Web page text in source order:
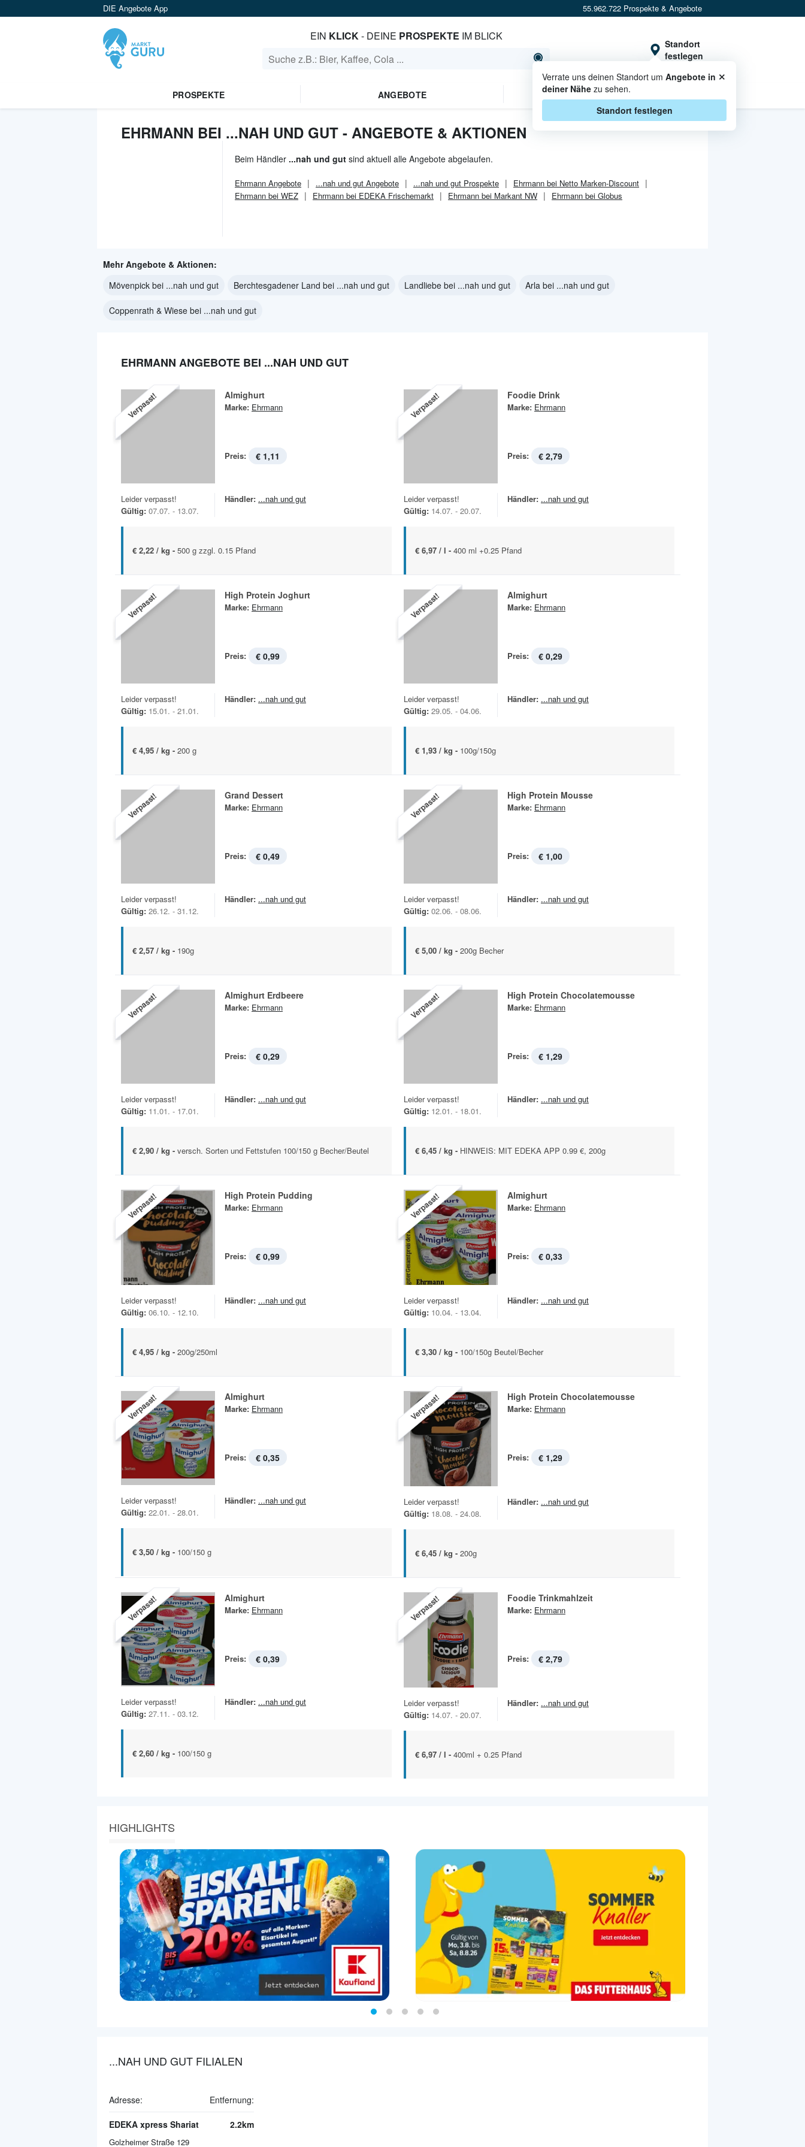
DIE Angebote App 55.962.722 Prospekte & Angebote
EIN KLICK- DEINE PROSPEKTE IM BLICK
Standort
festlegen
Verrate uns deinen Standort umAngebote in
deiner Nähe zu sehen.
Standort festlegen
×
PROSPEKTE ANGEBOTE CASHBACK
EHRMANN BEI ...NAH UND GUT - ANGEBOTE & AKTIONEN
Beim Händler ...nah und gut sind aktuell alle Angebote abgelaufen.
Ehrmann Angebote ...nah und gut Angebote ...nah und gut Prospekte
Ehrmann bei Netto Marken-Discount
Ehrmann bei WEZ
Ehrmann bei EDEKA Frischemarkt Ehrmann bei Markant NW Ehrmann bei Globus
Mehr Angebote & Aktionen:
Mövenpick bei ...nah und gut
Berchtesgadener Land bei ...nah und gut Landliebe bei ...nah und gut Arla bei ...nah und gut
Coppenrath & Wiese bei ...nah und gut
EHRMANN ANGEBOTE BEI ...NAH UND GUT
Verpasst! Almighurt
Marke: Ehrmann
Preis: € 1,11
Leider verpasst!
Gültig: 07.07. - 13.07.
Händler: ...nah und gut
€ 2,22 / kg - 500 g zzgl. 0.15 Pfand
Verpasst! Foodie Drink
Marke: Ehrmann
Preis: € 2,79
Leider verpasst!
Gültig: 14.07. - 20.07.
Händler: ...nah und gut
€ 6,97 / l - 400 ml +0.25 Pfand
Verpasst! High Protein Joghurt
Marke: Ehrmann
Preis: € 0,99
Leider verpasst!
Gültig: 15.01. - 21.01.
Händler: ...nah und gut
€ 4,95 / kg - 200 g
Verpasst! Almighurt
Marke: Ehrmann
Preis: € 0,29
Leider verpasst!
Gültig: 29.05. - 04.06.
Händler: ...nah und gut
€ 1,93 / kg - 100g/150g
Verpasst! Grand Dessert
Marke: Ehrmann
Preis: € 0,49
Leider verpasst!
Gültig: 26.12. - 31.12.
Händler: ...nah und gut
€ 2,57 / kg - 190g
Verpasst! High Protein Mousse
Marke: Ehrmann
Preis: € 1,00
Leider verpasst!
Gültig: 02.06. - 08.06.
Händler: ...nah und gut
€ 5,00 / kg - 200g Becher
Verpasst! Almighurt Erdbeere
Marke: Ehrmann
Preis: € 0,29
Leider verpasst!
Gültig: 11.01. - 17.01.
Händler: ...nah und gut
€ 2,90 / kg - versch. Sorten und Fettstufen 100/150 g Becher/Beutel
Verpasst! High Protein Chocolatemousse
Marke: Ehrmann
Preis: € 1,29
Leider verpasst!
Gültig: 12.01. - 18.01.
Händler: ...nah und gut
€ 6,45 / kg - HINWEIS: MIT EDEKA APP 0.99 €, 200g
Verpasst! High Protein Pudding
Marke: Ehrmann
Preis: € 0,99
Leider verpasst!
Gültig: 06.10. - 12.10.
Händler: ...nah und gut
€ 4,95 / kg - 200g/250ml
Verpasst! Almighurt
Marke: Ehrmann
Preis: € 0,33
Leider verpasst!
Gültig: 10.04. - 13.04.
Händler: ...nah und gut
€ 3,30 / kg - 100/150g Beutel/Becher
Verpasst! Almighurt
Marke: Ehrmann
Preis: € 0,35
Leider verpasst!
Gültig: 22.01. - 28.01.
Händler: ...nah und gut
€ 3,50 / kg - 100/150 g
Verpasst! High Protein Chocolatemousse
Marke: Ehrmann
Preis: € 1,29
Leider verpasst!
Gültig: 18.08. - 24.08.
Händler: ...nah und gut
€ 6,45 / kg - 200g
Verpasst! Almighurt
Marke: Ehrmann
Preis: € 0,39
Leider verpasst!
Gültig: 27.11. - 03.12.
Händler: ...nah und gut
€ 2,60 / kg - 100/150 g
Verpasst! Foodie Trinkmahlzeit
Marke: Ehrmann
Preis: € 2,79
Leider verpasst!
Gültig: 14.07. - 20.07.
Händler: ...nah und gut
€ 6,97 / l - 400ml + 0.25 Pfand
HIGHLIGHTS
...NAH UND GUT FILIALEN
Adresse: Entfernung:
EDEKA xpress Shariat
Golzheimer Straße 129
2.2km